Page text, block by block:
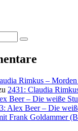
Suchen
Rimkus –
2431: Claudia
Beer – Die weiße
Alex Beer – Die
Frank Goldammer